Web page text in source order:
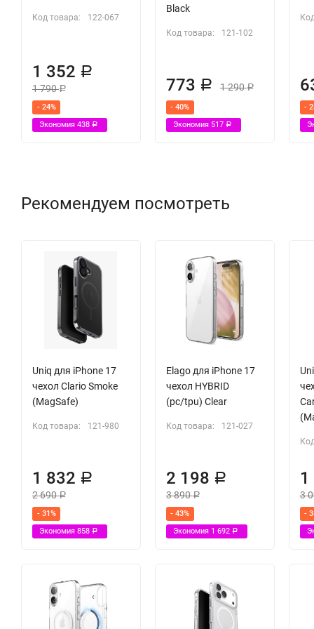
Код товара: 122-067
1 352 Р
1 790Р
- 24%
Экономия 438 Р
Black
Код товара: 121-102
773 Р 1 290Р
- 40%
Экономия 517 Р
-
Рекомендуем посмотреть
Uniq для iPhone 17
чехол Clario Smoke
(MagSafe)
Код товара: 121-980
1 832 Р
2 690Р
- 31%
Экономия 858 Р
Elago для iPhone 17
чехол HYBRID
(pc/tpu) Clear
Код товара: 121-027
2 198 Р
3 890Р
- 43%
Экономия 1 692 Р
3
-